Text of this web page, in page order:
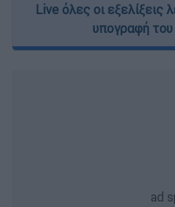
Live όλες οι
υπογραφή